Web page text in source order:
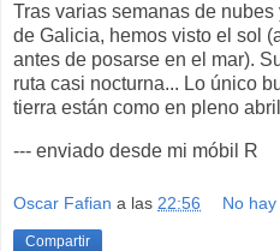
Tras varias semanas de
de Galicia, hemos visto el sol
antes de posarse en el mar).
ruta casi nocturna... Lo único
tierra están como en pleno
--- enviado desde mi móbil R
Oscar Fafian a las 22:56 No
Compartir